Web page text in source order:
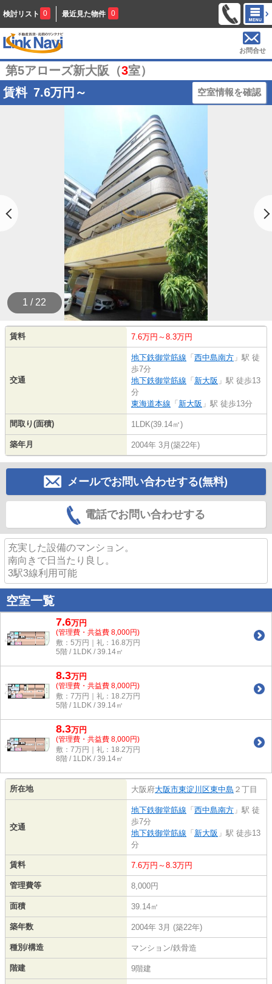
検討リスト 0 最近見た物件 0
お問合せ
第5アローズ新大阪（3室）
賃料 7.6万円～ 空室情報を確認
1 / 22
賃料 7.6万円～8.3万円
交通
地下鉄御堂筋線 「 西中島南方 」駅 徒
歩7分
地下鉄御堂筋線 「 新大阪 」駅 徒歩13
分
東海道本線 「 新大阪 」駅 徒歩13分
間取り(面積) 1LDK(39.14㎡)
築年月 2004年 3月(築22年)
メールでお問い合わせする(無料)
電話でお問い合わせする
充実した設備のマンション。
南向きで日当たり良し。
3駅3線利用可能
空室一覧
7.6万円
(管理費・共益費 8,000円)
敷：5万円｜礼：16.8万円
5階 / 1LDK / 39.14㎡
8.3万円
(管理費・共益費 8,000円)
敷：7万円｜礼：18.2万円
5階 / 1LDK / 39.14㎡
8.3万円
(管理費・共益費 8,000円)
敷：7万円｜礼：18.2万円
8階 / 1LDK / 39.14㎡
所在地 大阪府大阪市東淀川区東中島 ２丁目
交通
地下鉄御堂筋線 「 西中島南方 」駅 徒
歩7分
地下鉄御堂筋線 「 新大阪 」駅 徒歩13
分
賃料 7.6万円～8.3万円
管理費等 8,000円
面積 39.14㎡
築年数 2004年 3月 (築22年)
種別/構造 マンション/鉄骨造
階建 9階建